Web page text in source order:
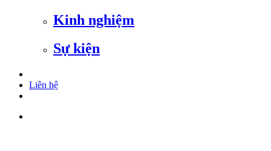
Kinh nghiệm
Sự kiện
Liên hệ